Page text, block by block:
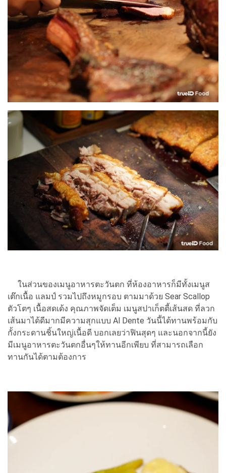
ในส่วนของเมนูอาหารตะวันตก ที่ห้องอาหารก็มีทั้งเมนูส
เต๊กเนื้อ แลมป์ รวมไปถึงหมูกรอบ ตามมาด้วย Sear Scallop
ตัวโตๆ เนื้อสดเด้ง คุณภาพจัดเต็ม เมนูสปาเก็ตตี้เส้นสด ที่ลวก
เส้นมาได้ดีมากมีความสุกแบบ Al Dente วันนี้ได้ทานพร้อมกับ
กั้งกระดานชิ้นใหญ่เนื้อดี บอกเลยว่าฟินสุดๆ และนอกจากนี้ยัง
มีเมนูอาหารตะวันตกอื่นๆให้ทานอีกเพียบ ที่สามารถเลือก
ทานกันได้ตามต้องการ